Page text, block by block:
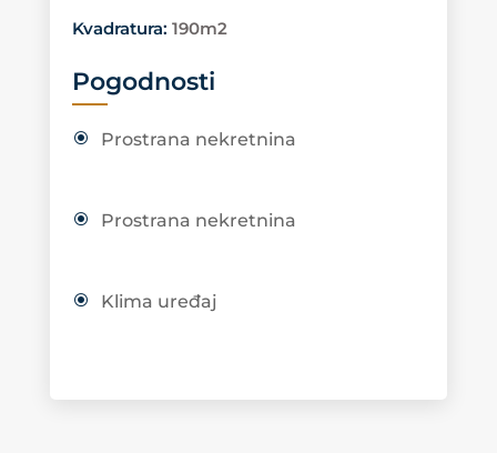
Kvadratura: 190m2
Pogodnosti
Prostrana nekretnina
Prostrana nekretnina
Klima uređaj